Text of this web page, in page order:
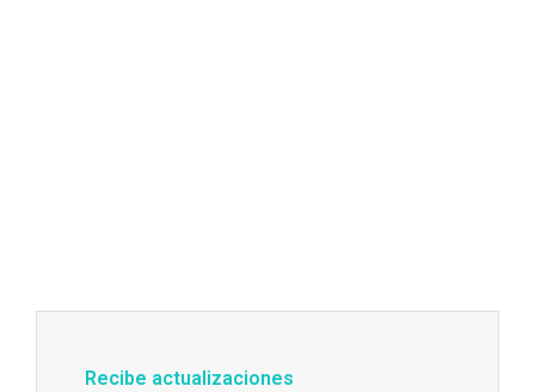
Recibe actualizaciones